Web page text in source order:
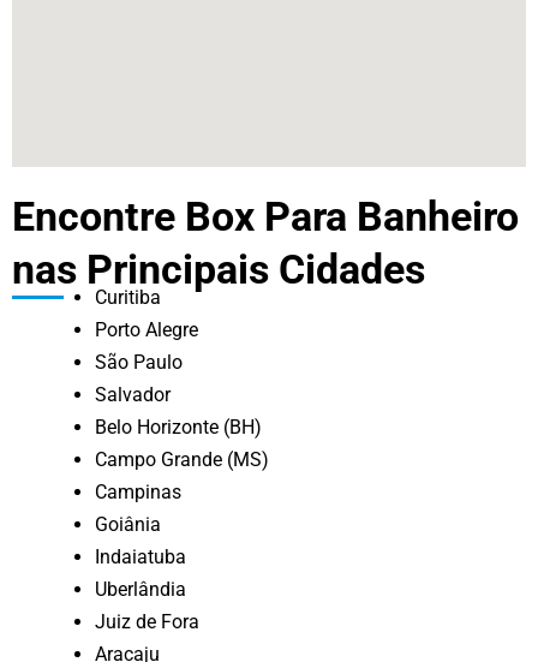
Encontre Box Para Banheiro
nas Principais Cidades
Curitiba
Porto Alegre
São Paulo
Salvador
Belo Horizonte (BH)
Campo Grande (MS)
Campinas
Goiânia
Indaiatuba
Uberlândia
Juiz de Fora
Aracaju